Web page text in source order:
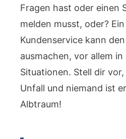
Fragen hast oder einen
melden musst, oder?
Kundenservice kann
ausmachen, vor allem in
Situationen. Stell dir
Unfall und niemand ist
Albtraum!